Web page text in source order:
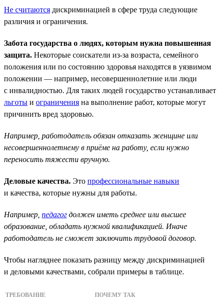
Не считаются дискриминацией в сфере труда следующие
различия и ограничения.
Забота государства о людях, которым нужна повышенная
защита. Некоторые соискатели из-за возраста, семейного
положения или по состоянию здоровья находятся в уязвимом
положении — например, несовершеннолетние или люди
с инвалидностью. Для таких людей государство устанавливает
льготы и ограничения на выполнение работ, которые могут
причинить вред здоровью.
Например, работодатель обязан отказать женщине или
несовершеннолетнему в приёме на работу, если нужно
переносить тяжести вручную.
Деловые качества. Это профессиональные навыки
и качества, которые нужны для работы.
Например, педагог должен иметь среднее или высшее
образование, обладать нужной квалификацией. Иначе
работодатель не сможет заключить трудовой договор.
Чтобы нагляднее показать разницу между дискриминацией
и деловыми качествами, собрали примеры в таблице.
ТРЕБОВАНИЕ ПОЧЕМУ ТАК